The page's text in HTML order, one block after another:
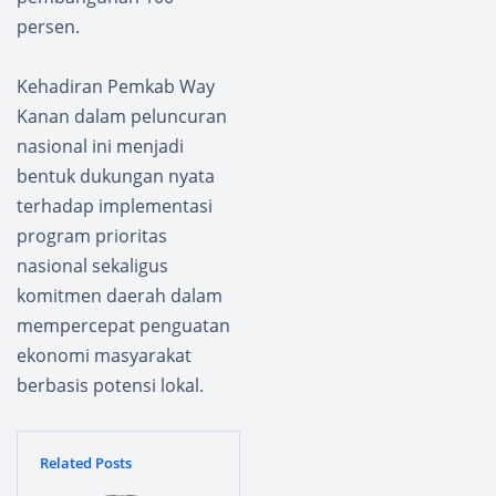
persen.
Kehadiran Pemkab Way
Kanan dalam peluncuran
nasional ini menjadi
bentuk dukungan nyata
terhadap implementasi
program prioritas
nasional sekaligus
komitmen daerah dalam
mempercepat penguatan
ekonomi masyarakat
berbasis potensi lokal.
Related Posts